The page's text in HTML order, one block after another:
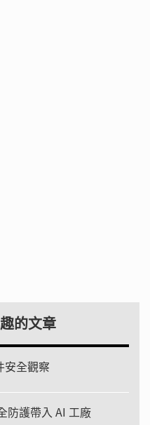
的文章
安全觀察
防護帶入 AI 工廠